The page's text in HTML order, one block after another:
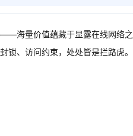
海量价值蕴藏于显露在线网络之
、访问约束，处处皆是拦路虎。